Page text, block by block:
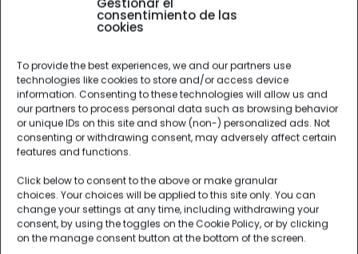
consentimiento de las
cookies
To provide the best experiences, we and our partners use
technologies like cookies to store and/or access device
information. Consenting to these technologies will allow us and
our partners to process personal data such as browsing behavior
or unique IDs on this site and show (non-) personalized ads. Not
consenting or withdrawing consent, may adversely affect certain
features and functions.
Click below to consent to the above or make granular
choices. Your choices will be applied to this site only. You can
change your settings at any time, including withdrawing your
consent, by using the toggles on the Cookie Policy, or by clicking
on the manage consent button at the bottom of the screen.